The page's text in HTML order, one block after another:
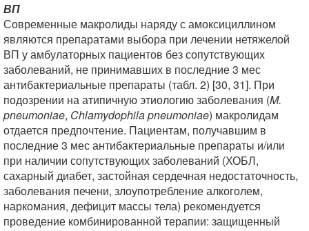
ВП
Современные макролиды наряду с амоксициллином
являются препаратами выбора при лечении нетяжелой
ВП у амбулаторных пациентов без сопутствующих
заболеваний, не принимавших в последние 3 мес
антибактериальные препараты (табл. 2) [30, 31]. При
подозрении на атипичную этиологию заболевания (M.
pneumoniae, Chlamydophila pneumoniae) макролидам
отдается предпочтение. Пациентам, получавшим в
последние 3 мес антибактериальные препараты и/или
при наличии сопутствующих заболеваний (ХОБЛ,
сахарный диабет, застойная сердечная недостаточность,
заболевания печени, злоупотребление алкоголем,
наркомания, дефицит массы тела) рекомендуется
проведение комбинированной терапии: защищенный